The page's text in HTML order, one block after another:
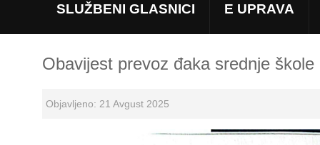
SLUŽBENI GLASNICI E UPRAVA
Obavijest prevoz đaka srednje škole
Objavljeno: 21 Avgust 2025